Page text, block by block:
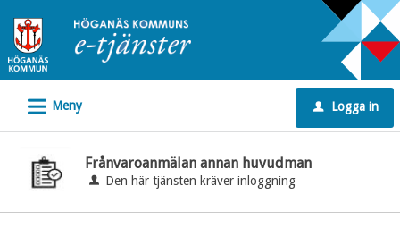
till
e-
tjänster
Höganäs
kommun
L Meny u Logga in
Frånvaroanmälan annan huvudman
Den här tjänsten kräver inloggning